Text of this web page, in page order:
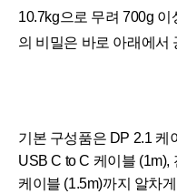
10.7kg으로 무려 700g
의 비밀은 바로 아래에서
기본 구성품은 DP 2.1 케
USB C to C 케이블 (1m),
케이블 (1.5m)까지 알차